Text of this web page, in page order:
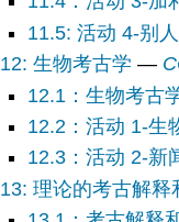
11.5: 活动 4-别
12: 生物考古学 —
12.1：生物考古
12.2：活动 1-生
12.3：活动 2-新
13: 理论的考古解释